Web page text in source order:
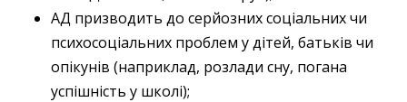
АД призводить до серйозних соціальних чи
психосоціальних проблем у дітей, батьків чи
опікунів (наприклад, розлади сну, погана
успішність у школі);